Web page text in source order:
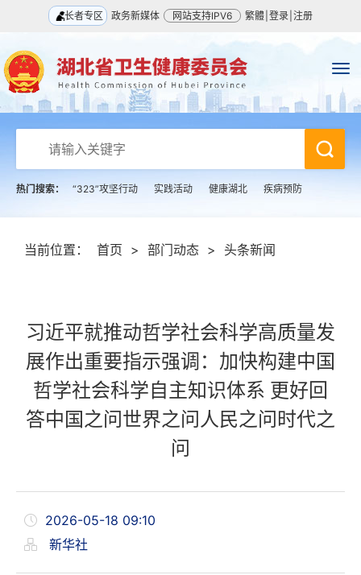
长者专区 政务新媒体 网站支持IPV6 繁體 登录 注册
热门搜索： “323”攻坚行动 实践活动 健康湖北 疾病预防
当前位置： 首页 > 部门动态 > 头条新闻
习近平就推动哲学社会科学高质量发
展作出重要指示强调：加快构建中国
哲学社会科学自主知识体系 更好回
答中国之问世界之问人民之问时代之
问
2026-05-18 09:10
新华社